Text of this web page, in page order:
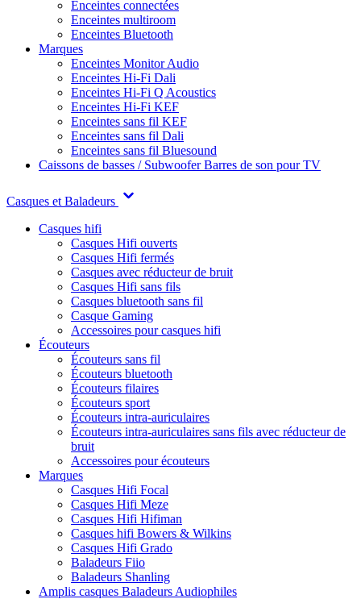
Enceintes connectées
Enceintes multiroom
Enceintes Bluetooth
Marques
Enceintes Monitor Audio
Enceintes Hi-Fi Dali
Enceintes Hi-Fi Q Acoustics
Enceintes Hi-Fi KEF
Enceintes sans fil KEF
Enceintes sans fil Dali
Enceintes sans fil Bluesound
Caissons de basses / SubwooferBarres de son pour TV
Casques et Baladeurs
Casques hifi
Casques Hifi ouverts
Casques Hifi fermés
Casques avec réducteur de bruit
Casques Hifi sans fils
Casques bluetooth sans fil
Casque Gaming
Accessoires pour casques hifi
Écouteurs
Écouteurs sans fil
Écouteurs bluetooth
Écouteurs filaires
Écouteurs sport
Écouteurs intra-auriculaires
Écouteurs intra-auriculaires sans fils avec réducteur de
bruit
Accessoires pour écouteurs
Marques
Casques Hifi Focal
Casques Hifi Meze
Casques Hifi Hifiman
Casques hifi Bowers & Wilkins
Casques Hifi Grado
Baladeurs Fiio
Baladeurs Shanling
Amplis casques Baladeurs Audiophiles